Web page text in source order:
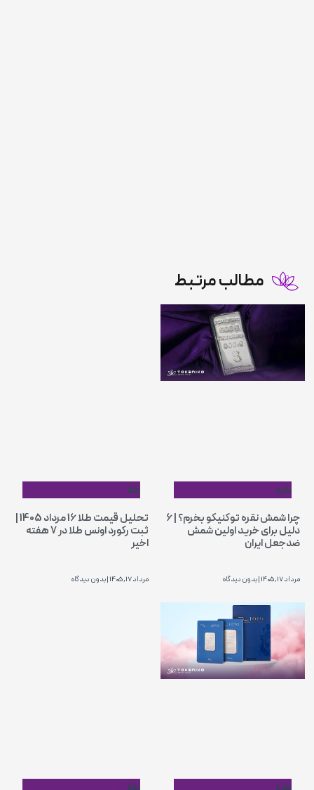
مطالب مرتبط
نقره
چرا شمش نقره توکنیکو بخرم؟ | 6
دلیل برای خرید اولین شمش
ضدجعل ایران
مرداد 17, 1405 بدون دیدگاه
طلا
تحلیل قیمت طلا 16 مرداد 1405 |
ثبت رکورد اونس طلا در ۷ هفته
اخیر
مرداد 17, 1405 بدون دیدگاه